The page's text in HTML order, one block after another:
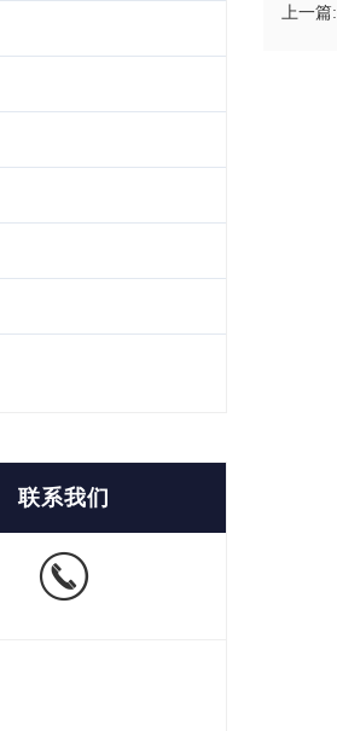
上一篇:
联系我们